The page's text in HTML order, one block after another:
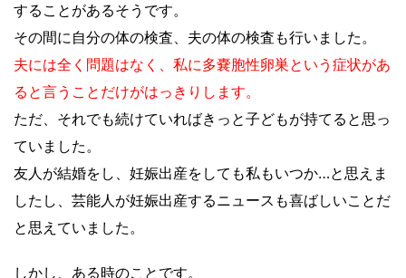
することがあるそうです。
その間に自分の体の検査、夫の体の検査も行いました。
夫には全く問題はなく、私に多嚢胞性卵巣という症状があ
ると言うことだけがはっきりします。
ただ、それでも続けていればきっと子どもが持てると思っ
ていました。
友人が結婚をし、妊娠出産をしても私もいつか…と思えま
したし、芸能人が妊娠出産するニュースも喜ばしいことだ
と思えていました。
しかし、ある時のことです。